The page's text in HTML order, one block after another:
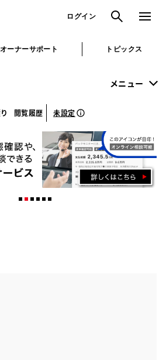
ログイン 検索 メニュ
オーナーサポート トピックス
メニュー
閲覧履歴 未設定